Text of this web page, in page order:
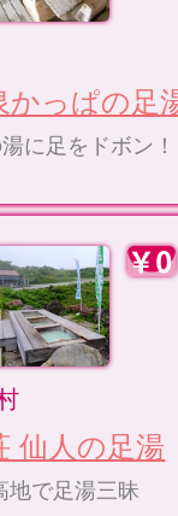
かっぱの足
に足をドボン！
仙人の足湯
地で足湯三昧